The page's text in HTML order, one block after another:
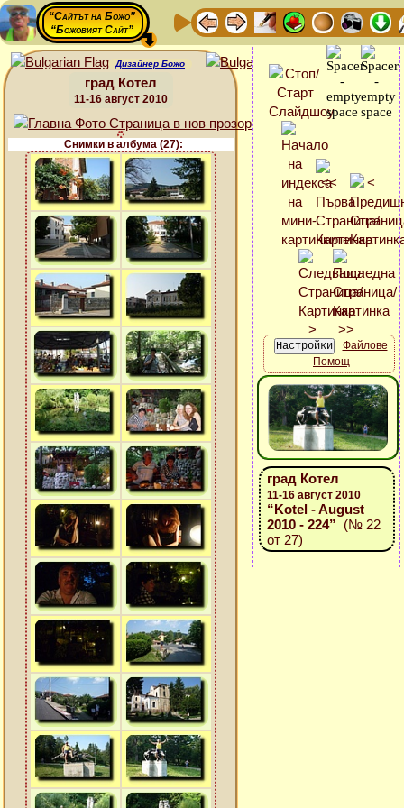
“Сайтът на Божо”
“Божовият Сайт”
Дизайнер Божо
град Котел
11-16 август 2010
Снимки в албума (27):
Файлове
Помощ
град Котел
11-16 август 2010
“Kotel - August
2010 - 224” (№ 22
от 27)